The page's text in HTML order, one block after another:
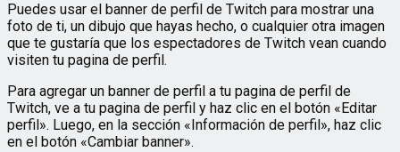
Puedes usar el banner de perfil de Twitch para mostrar una
foto de ti, un dibujo que hayas hecho, o cualquier otra imagen
que te gustaría que los espectadores de Twitch vean cuando
visiten tu pagina de perfil.
Para agregar un banner de perfil a tu pagina de perfil de
Twitch, ve a tu pagina de perfil y haz clic en el botón «Editar
perfil». Luego, en la sección «Información de perfil», haz clic
en el botón «Cambiar banner».